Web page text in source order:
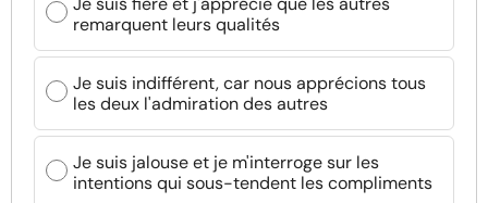
remarquent leurs qualités
Je suis indifférent, car nous apprécions tous
les deux l'admiration des autres
Je suis jalouse et je m'interroge sur les
intentions qui sous-tendent les compliments